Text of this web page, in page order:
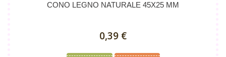
CONO LEGNO NATURALE 45X25 MM
0,39 €